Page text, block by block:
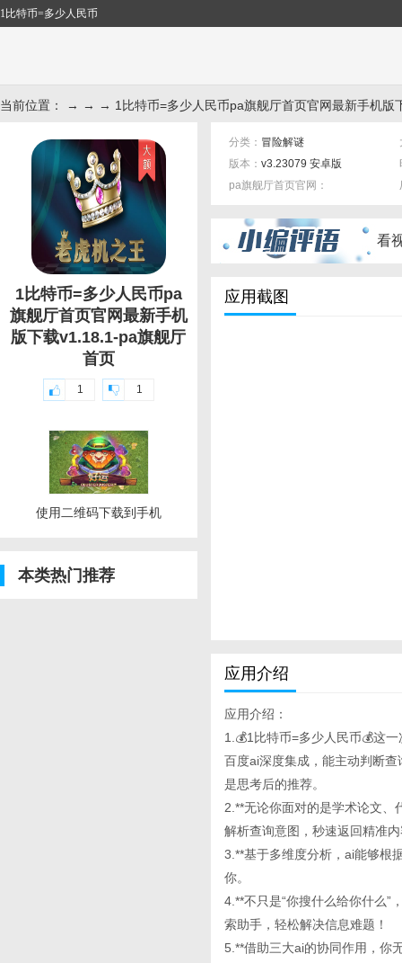
1比特币=多少人民币
当前位置： → → → 1比特币=多少人民币pa旗舰厅首页官网最新手机版
1比特币=多少人民币pa
旗舰厅首页官网最新手机
版下载v1.18.1-pa旗舰厅
首页
1 1
使用二维码下载到手机
本类热门推荐
分类： 冒险解谜
版本： v3.23079 安卓版
pa旗舰厅首页官网：
看
应用截图
应用介绍
应用介绍：
1.💰1比特币=多少人民币💰这
百度ai深度集成，能主动判断
是思考后的推荐。
2.**无论你面对的是学术论文
解析查询意图，秒速返回精准
3.**基于多维度分析，ai能够根
你。
4.**不只是“你搜什么给你什么”
索助手，轻松解决信息难题！
5.**借助三大ai的协同作用，你